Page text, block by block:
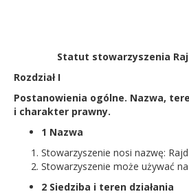
Statut stowarzyszenia
Rozdział I
Postanowienia ogólne. Nazwa,
i charakter prawny.
1 Nazwa
Stowarzyszenie nosi nazwę:
Stowarzyszenie może używać
2 Siedziba i teren działania